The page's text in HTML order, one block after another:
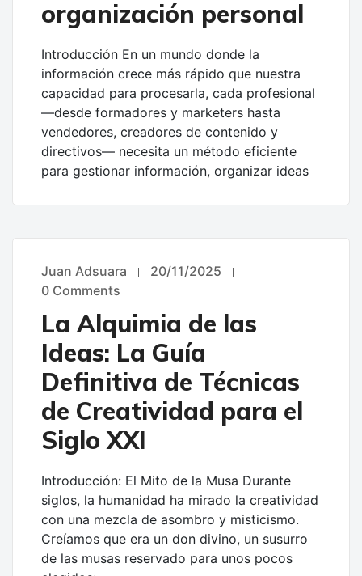
organización personal
Introducción En un mundo donde la
información crece más rápido que nuestra
capacidad para procesarla, cada profesional
—desde formadores y marketers hasta
vendedores, creadores de contenido y
directivos— necesita un método eficiente
para gestionar información, organizar ideas
UNCATEGORIZED
Juan Adsuara
20/11/2025
0 Comments
La Alquimia de las
Ideas: La Guía
Definitiva de Técnicas
de Creatividad para el
Siglo XXI
Introducción: El Mito de la Musa Durante
siglos, la humanidad ha mirado la creatividad
con una mezcla de asombro y misticismo.
Creíamos que era un don divino, un susurro
de las musas reservado para unos pocos